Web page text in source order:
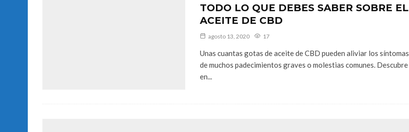
TODO LO QUE DEBES SABER SOBRE EL
ACEITE DE CBD
agosto 13, 2020 17
Unas cuantas gotas de aceite de CBD pueden aliviar los síntomas
de muchos padecimientos graves o molestias comunes. Descubre
en...